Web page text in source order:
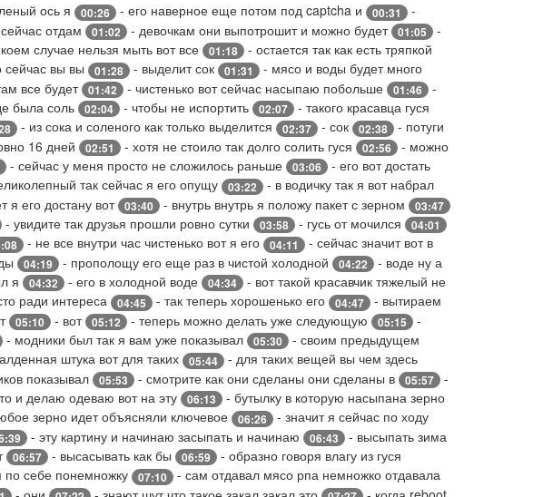
ось я 00:26 - его наверное еще потом под captcha и 00:31
-
отдам 01:02 - девочкам они выпотрошит и можно будет 01:05
-
случае нельзя мыть вот все 01:18
- остается так как есть тряпкой
сейчас вы вы 01:28 - выделит сок 01:31
- мясо и воды будет много
все будет 01:42 - чистенько вот сейчас насыпаю побольше 01:46
-
была соль 02:04 - чтобы не испортить 02:07 - такого красавца гуся
- из сока и соленого как только выделится 02:37 - сок 02:38
- потуги
16 дней 02:51 - хотя не стоило так долго солить гуся 02:56
- можно
- сейчас у меня просто не сложилось раньше 03:06
- его вот достать
так сейчас я его опущу 03:22
- в водичку так я вот набрал
я его достану вот 03:40 - внутрь внутрь я положу пакет с зерном 03:47
- увидите так друзья прошли ровно сутки 03:58 - гусь от мочился 04:01
- не все внутри час чистенько вот я его 04:11
- сейчас значит вот в
04:19 - прополощу его еще раз в чистой холодной 04:22
- воде ну а
я 04:32 - его в холодной воде 04:34
- вот такой красавчик тяжелый не
ради интереса 04:45 - так теперь хорошенько его 04:47
- вытираем
05:10 - вот 05:12 - теперь можно делать уже следующую 05:15
-
- модники был так я вам уже показывал 05:30
- своим предыдущем
штука вот для таких 05:44
- для таких вещей вы чем здесь
показывал 05:53 - смотрите как они сделаны они сделаны в 05:57
-
и делаю одеваю вот на эту 06:13
- бутылку в которую насыпана зерно
зерно идет объясняли ключевое 06:26
- значит я сейчас по ходу
- эту картину и начинаю засыпать и начинаю 06:43 - высыпать зима
06:57 - высасывать как бы 06:59
- образно говоря влагу из гуся
по себе понемножку 07:10 - сам отдавал мясо рпа немножко отдавала